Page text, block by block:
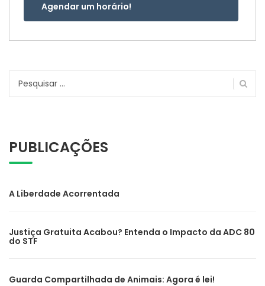
Agendar um horário!
Pesquisar
PUBLICAÇÕES
A Liberdade Acorrentada
Justiça Gratuita Acabou? Entenda o Impacto da ADC 80
do STF
Guarda Compartilhada de Animais: Agora é lei!